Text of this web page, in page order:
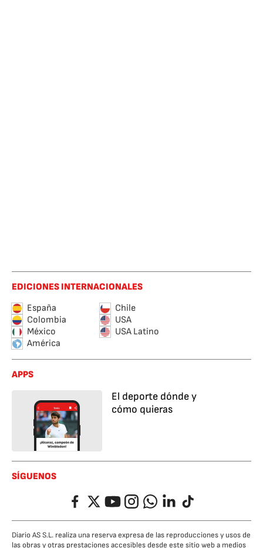
EDICIONES INTERNACIONALES
España
Chile
Colombia
USA
México
USA Latino
América
APPS
El deporte dónde y
cómo quieras
SÍGUENOS
FacebookTwitterYouTubeInstagramWhatsappLinkedIn
TikTok
Diario AS S.L. realiza una reserva expresa de las reproducciones y usos de
las obras y otras prestaciones accesibles desde este sitio web a medios